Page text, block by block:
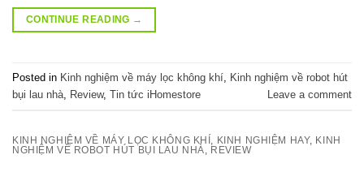
CONTINUE READING →
Posted in Kinh nghiệm về máy lọc không khí, Kinh nghiệm về robot hút
bụi lau nhà, Review, Tin tức iHomestore Leave a comment
KINH NGHIỆM VỀ MÁY LỌC KHÔNG KHÍ KINH NGHIỆM HAY,
KINH
NGHIỆM VỀ ROBOT HÚT BỤI LAU NHÀ
REVIEW